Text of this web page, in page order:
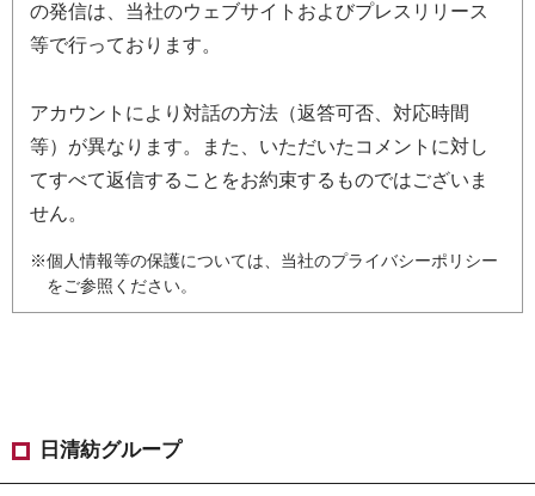
の発信は、当社のウェブサイトおよびプレスリリース
等で行っております。
アカウントにより対話の方法（返答可否、対応時間
等）が異なります。また、いただいたコメントに対し
てすべて返信することをお約束するものではございま
せん。
※個人情報等の保護については、当社のプライバシーポリシー
をご参照ください。
日清紡グループ